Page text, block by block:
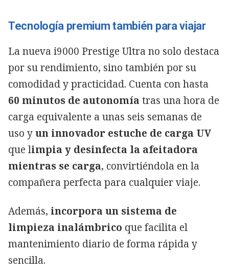
Tecnología premium también para viajar
La nueva i9000 Prestige Ultra no solo destaca
por su rendimiento, sino también por su
comodidad y practicidad. Cuenta con hasta
60 minutos de autonomía tras una hora de
carga equivalente a unas seis semanas de
uso yun innovador estuche de carga UV
que limpia y desinfecta la afeitadora
mientras se carga, convirtiéndola en la
compañera perfecta para cualquier viaje.
Además, incorpora un sistema de
limpieza inalámbrico que facilita el
mantenimiento diario de forma rápida y
sencilla.